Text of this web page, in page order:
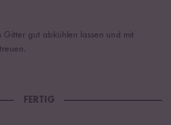
Gitter gut abkühlen lassen und mit
FERTIG